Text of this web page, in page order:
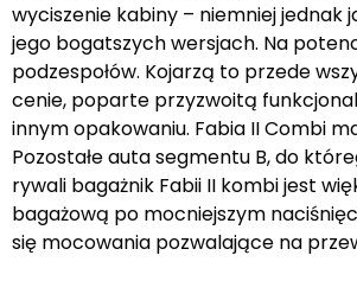
wyciszenie kabiny – niemniej jednak
jego bogatszych wersjach. Na
podzespołów. Kojarzą to przede
cenie, poparte przyzwoitą
innym opakowaniu. Fabia II Combi
Pozostałe auta segmentu B, do
rywali bagażnik Fabii II kombi jest
bagażową po mocniejszym
się mocowania pozwalające na